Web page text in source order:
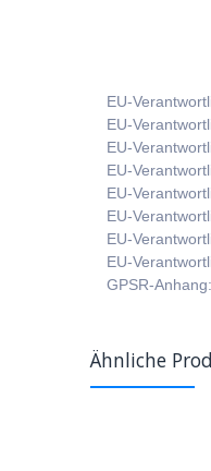
EU-
EU-
EU-
EU-
EU-
EU-
EU-
EU-
GPSR-Anhang:
Ähnliche